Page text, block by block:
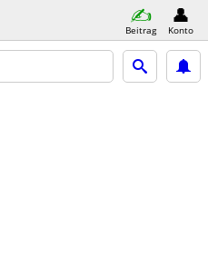
Beitrag Konto